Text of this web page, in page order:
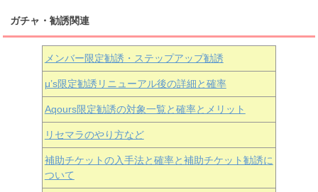
ガチャ・勧誘関連
メンバー限定勧誘・ステップアップ勧誘
μ’s限定勧誘リニューアル後の詳細と確率
Aqours限定勧誘の対象一覧と確率とメリット
リセマラのやり方など
補助チケットの入手法と確率と補助チケット勧誘に
ついて